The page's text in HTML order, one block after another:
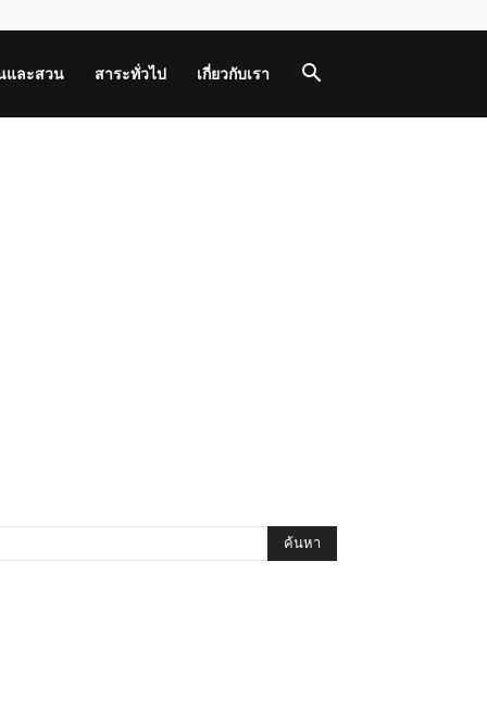
และสวน สาระทั่วไป เกี่ยวกับเรา